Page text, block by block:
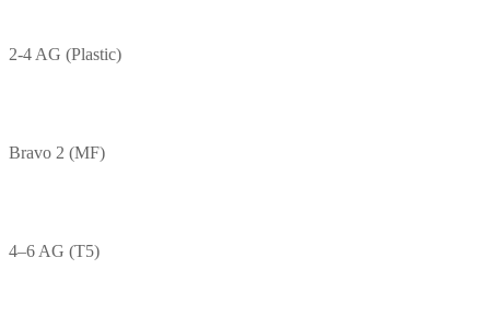
2-4 AG (Plastic)
Bravo 2 (MF)
4–6 AG (T5)